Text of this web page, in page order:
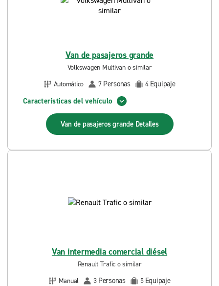
Van de pasajeros grande
Volkswagen Multivan o similar
Automático
7 Personas 4 Equipaje
Características del vehículo
Van de pasajeros grande Detalles
Van intermedia comercial diésel
Renault Trafic o similar
Manual
3 Personas 5 Equipaje